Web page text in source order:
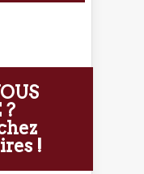
?
!